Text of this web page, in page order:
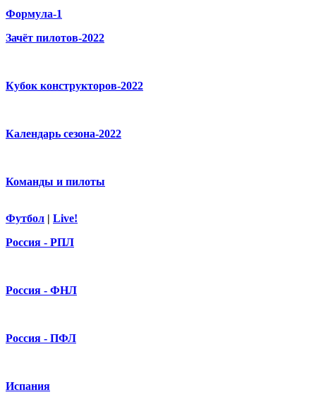
Формула-1
Зачёт пилотов-2022
Кубок конструкторов-2022
Календарь сезона-2022
Команды и пилоты
Футбол | Live!
Россия - РПЛ
Россия - ФНЛ
Россия - ПФЛ
Испания